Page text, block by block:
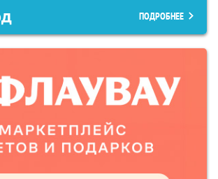
ПОДРОБНЕЕ